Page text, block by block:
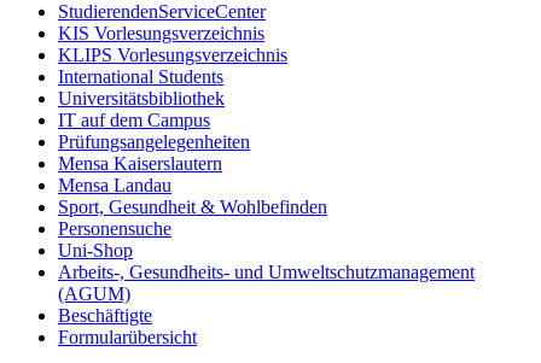
StudierendenServiceCenter
KIS Vorlesungsverzeichnis
KLIPS Vorlesungsverzeichnis
International Students
Universitätsbibliothek
IT auf dem Campus
Prüfungsangelegenheiten
Mensa Kaiserslautern
Mensa Landau
Sport, Gesundheit & Wohlbefinden
Personensuche
Uni-Shop
Arbeits-, Gesundheits- und Umweltschutzmanagement
(AGUM)
Beschäftigte
Formularübersicht